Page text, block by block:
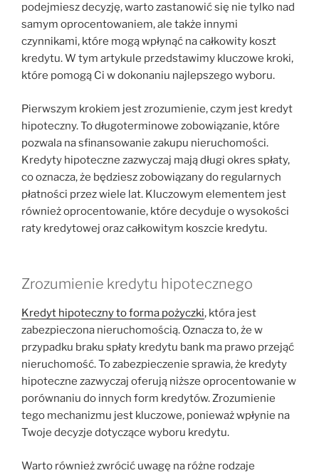
podejmiesz decyzję, warto zastanowić się nie tylko nad
samym oprocentowaniem, ale także innymi
czynnikami, które mogą wpłynąć na całkowity koszt
kredytu. W tym artykule przedstawimy kluczowe kroki,
które pomogą Ci w dokonaniu najlepszego wyboru.
Pierwszym krokiem jest zrozumienie, czym jest kredyt
hipoteczny. To długoterminowe zobowiązanie, które
pozwala na sfinansowanie zakupu nieruchomości.
Kredyty hipoteczne zazwyczaj mają długi okres spłaty,
co oznacza, że będziesz zobowiązany do regularnych
płatności przez wiele lat. Kluczowym elementem jest
również oprocentowanie, które decyduje o wysokości
raty kredytowej oraz całkowitym koszcie kredytu.
Zrozumienie kredytu hipotecznego
Kredyt hipoteczny to forma pożyczki, która jest
zabezpieczona nieruchomością. Oznacza to, że w
przypadku braku spłaty kredytu bank ma prawo przejąć
nieruchomość. To zabezpieczenie sprawia, że kredyty
hipoteczne zazwyczaj oferują niższe oprocentowanie w
porównaniu do innych form kredytów. Zrozumienie
tego mechanizmu jest kluczowe, ponieważ wpłynie na
Twoje decyzje dotyczące wyboru kredytu.
Warto również zwrócić uwagę na różne rodzaje